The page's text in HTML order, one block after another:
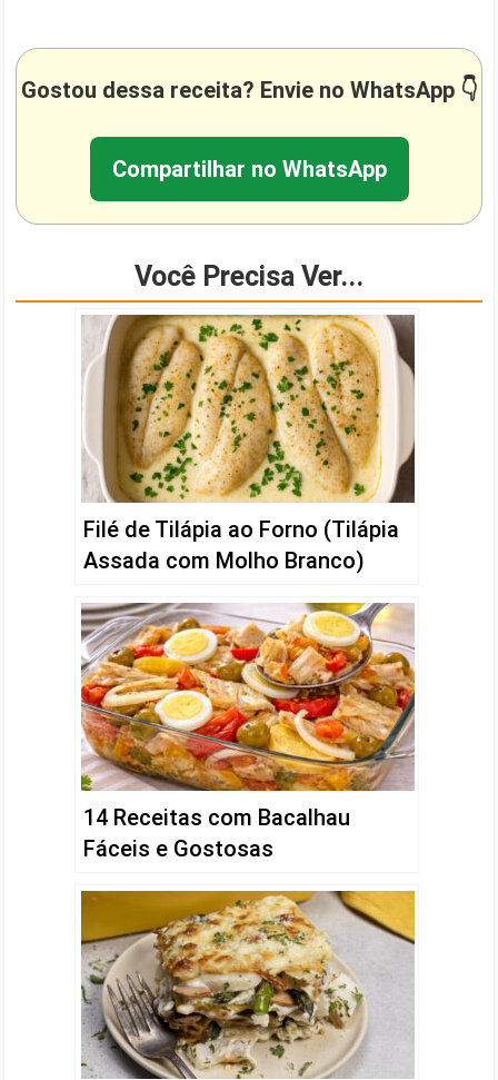
Gostou dessa receita? Envie no WhatsApp 👇
Compartilhar no WhatsApp
Você Precisa Ver...
Filé de Tilápia ao Forno (Tilápia
Assada com Molho Branco)
14 Receitas com Bacalhau
Fáceis e Gostosas